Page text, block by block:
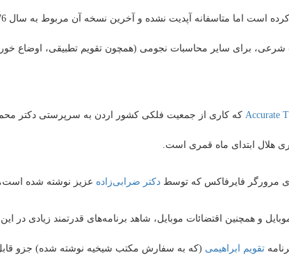
برای سایر محاسبات نجومی (همچون تقویم تطبیقی، اوضاع
Accurate که کاری از جمعیت فلکی کشور اردن به سرپرستی دکتر
هلال ابتدای ماه قمری است.
مرورگر فایرفاکس که توسط دکتر ضرابی‌زاده عزیز نوشته شده است،
و همچنین اقتضائات موبایل، شاهد برنامه‌های قدرتمند زیادی در
تقویم ابراهیمی (که به سفارش مکتب شیخیه نوشته شده) جزو